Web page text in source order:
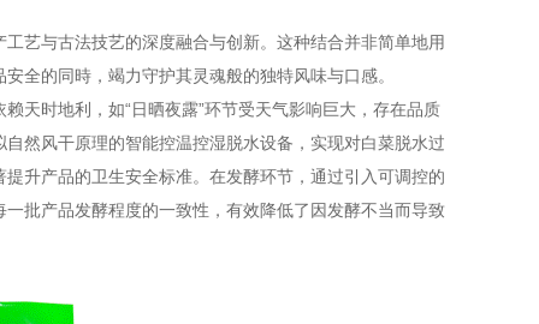
艺与古法技艺的深度融合与创新。这种结合并非简单地用
全的同時，竭力守护其灵魂般的独特风味与口感。
时地利，如“日晒夜露”环节受天气影响巨大，存在品质
然风干原理的智能控温控湿脱水设备，实现对白菜脱水过
升产品的卫生安全标准。在发酵环节，通过引入可调控的
批产品发酵程度的一致性，有效降低了因发酵不当而导致